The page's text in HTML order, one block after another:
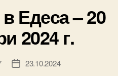
Едеса – 20
2024 г.
Post23.10.2024